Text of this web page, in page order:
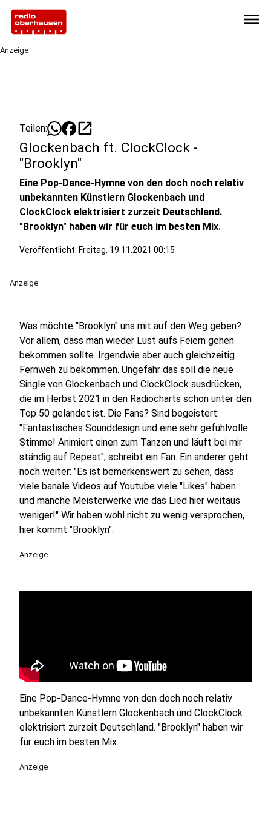
menu
Anzeige
Teilen: open_in_new
Glockenbach ft. ClockClock -
"Brooklyn"
Eine Pop-Dance-Hymne von den doch noch relativ
unbekannten Künstlern Glockenbach und
ClockClock elektrisiert zurzeit Deutschland.
"Brooklyn" haben wir für euch im besten Mix.
Veröffentlicht: Freitag, 19.11.2021 00:15
Anzeige
Was möchte "Brooklyn" uns mit auf den Weg geben?
Vor allem, dass man wieder Lust aufs Feiern gehen
bekommen sollte. Irgendwie aber auch gleichzeitig
Fernweh zu bekommen. Ungefähr das soll die neue
Single von Glockenbach und ClockClock ausdrücken,
die im Herbst 2021 in den Radiocharts schon unter den
Top 50 gelandet ist. Die Fans? Sind begeistert:
"Fantastisches Sounddesign und eine sehr gefühlvolle
Stimme! Animiert einen zum Tanzen und läuft bei mir
ständig auf Repeat", schreibt ein Fan. Ein anderer geht
noch weiter: "Es ist bemerkenswert zu sehen, dass
viele banale Videos auf Youtube viele "Likes" haben
und manche Meisterwerke wie das Lied hier weitaus
weniger!" Wir haben wohl nicht zu wenig versprochen,
hier kommt "Brooklyn".
Anzeige
Eine Pop-Dance-Hymne von den doch noch relativ
unbekannten Künstlern Glockenbach und ClockClock
elektrisiert zurzeit Deutschland. "Brooklyn" haben wir
für euch im besten Mix.
Anzeige